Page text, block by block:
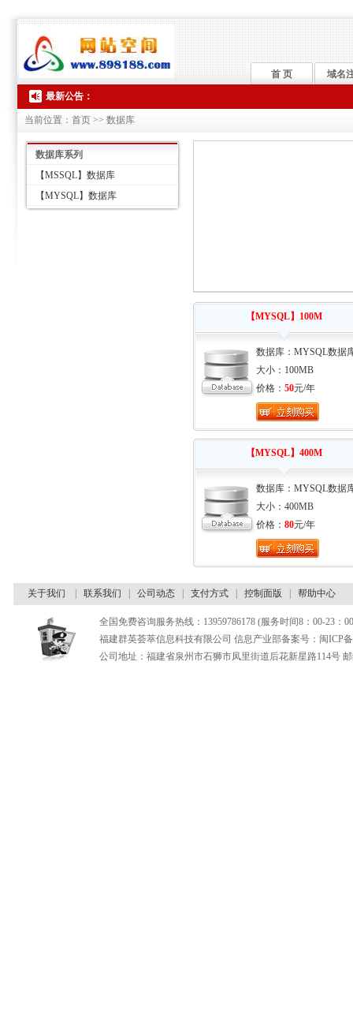
首 页
域名
最新公告：
当前位置：首页 >> 数据库
数据库系列
【MSSQL】数据库
【MYSQL】数据库
【MYSQL】100M
数据库：MYSQL数据
大小：100MB
价格： 50元/年
【MYSQL】400M
数据库：MYSQL数据
大小：400MB
价格： 80元/年
关于我们 联系我们 公司动态 支付方式 控制面版 帮助中心
全国免费咨询服务热线：13959786178 (服务时间8：00-23：
福建群英荟萃信息科技有限公司 信息产业部备案号：闽ICP备
公司地址：福建省泉州市石狮市凤里街道后花新星路114号 邮